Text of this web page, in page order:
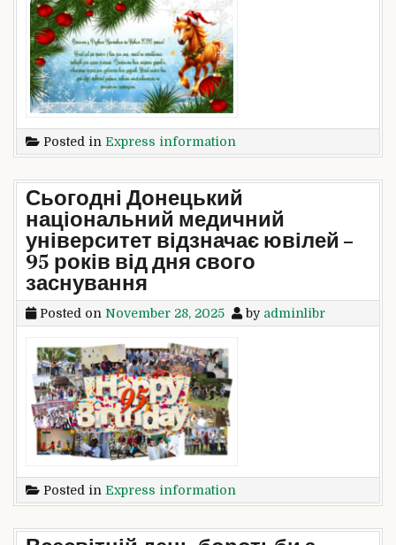
Posted in Express information
Сьогодні Донецький
національний медичний
університет відзначає ювілей –
95 років від дня свого
заснування
Posted on November 28, 2025 by adminlibr
Posted in Express information